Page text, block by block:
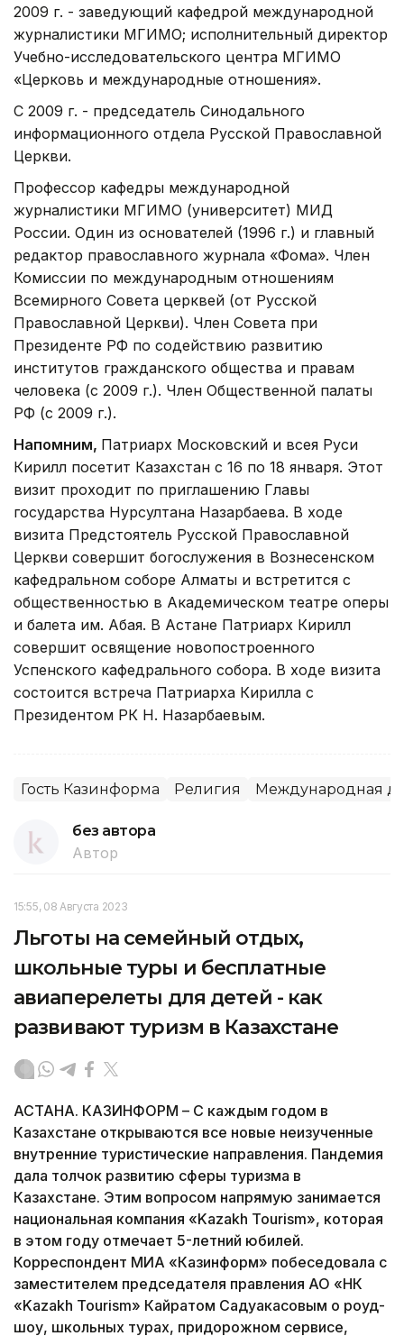
2009 г. - заведующий кафедрой международной
журналистики МГИМО; исполнительный директор
Учебно-исследовательского центра МГИМО
«Церковь и международные отношения».
С 2009 г. - председатель Синодального
информационного отдела Русской Православной
Церкви.
Профессор кафедры международной
журналистики МГИМО (университет) МИД
России. Один из основателей (1996 г.) и главный
редактор православного журнала «Фома». Член
Комиссии по международным отношениям
Всемирного Совета церквей (от Русской
Православной Церкви). Член Совета при
Президенте РФ по содействию развитию
институтов гражданского общества и правам
человека (с 2009 г.). Член Общественной палаты
РФ (с 2009 г.).
Напомним, Патриарх Московский и всея Руси
Кирилл посетит Казахстан с 16 по 18 января. Этот
визит проходит по приглашению Главы
государства Нурсултана Назарбаева. В ходе
визита Предстоятель Русской Православной
Церкви совершит богослужения в Вознесенском
кафедральном соборе Алматы и встретится с
общественностью в Академическом театре оперы
и балета им. Абая. В Астане Патриарх Кирилл
совершит освящение новопостроенного
Успенского кафедрального собора. В ходе визита
состоится встреча Патриарха Кирилла с
Президентом РК Н. Назарбаевым.
Гость Казинформа Религия Международная
без автора
Автор
15:55, 08 Августа 2023
Льготы на семейный отдых,
школьные туры и бесплатные
авиаперелеты для детей - как
развивают туризм в Казахстане
АСТАНА. КАЗИНФОРМ – С каждым годом в
Казахстане открываются все новые неизученные
внутренние туристические направления. Пандемия
дала толчок развитию сферы туризма в
Казахстане. Этим вопросом напрямую занимается
национальная компания «Kazakh Tourism», которая
в этом году отмечает 5-летний юбилей.
Корреспондент МИА «Казинформ» побеседовала с
заместителем председателя правления АО «НК
«Kazakh Tourism» Кайратом Садуакасовым о роуд-
шоу, школьных турах, придорожном сервисе,